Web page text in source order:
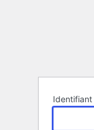
Identifiant